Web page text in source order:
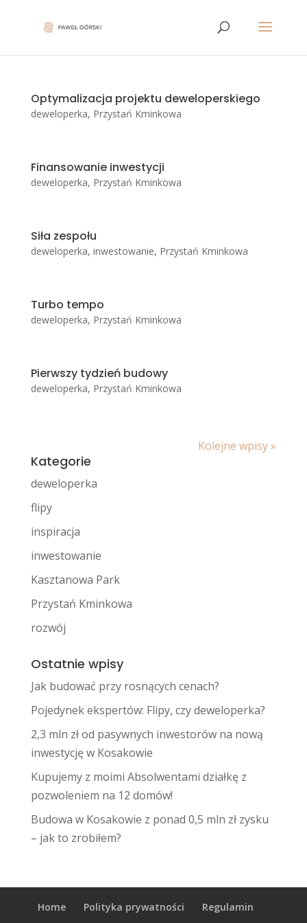
Optymalizacja projektu deweloperskiego
deweloperka, Przystań Kminkowa
Finansowanie inwestycji
deweloperka, Przystań Kminkowa
Siła zespołu
deweloperka, inwestowanie, Przystań Kminkowa
Turbo tempo
deweloperka, Przystań Kminkowa
Pierwszy tydzień budowy
deweloperka, Przystań Kminkowa
Kolejne wpisy »
Kategorie
deweloperka
flipy
inspiracja
inwestowanie
Kasztanowa Park
Przystań Kminkowa
rozwój
Ostatnie wpisy
Jak budować przy rosnących cenach?
Pojedynek ekspertów: Flipy, czy deweloperka?
2,3 mln zł od pasywnych inwestorów na nową
inwestycję w Kosakowie
Kupujemy z moimi Absolwentami działkę z
pozwoleniem na 12 domów!
Budowa w Kosakowie z ponad 0,5 mln zł zysku
– jak to zrobiłem?
Home Polityka prywatności Regulamin